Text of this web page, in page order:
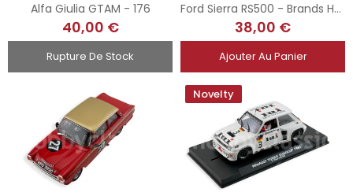
Alfa Giulia GTAM - 176
40,00 €
Rupture De Stock
Ford Sierra RS500 - Brands Hatch 1990
38,00 €
Ajouter Au Panier
Novelty